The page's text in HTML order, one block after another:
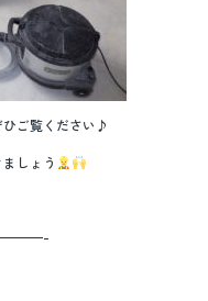
ひご覧ください♪
しょう